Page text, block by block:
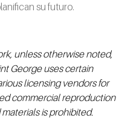
su futuro.
unless otherwise noted,
George uses certain
licensing vendors for
commercial reproduction
is prohibited.